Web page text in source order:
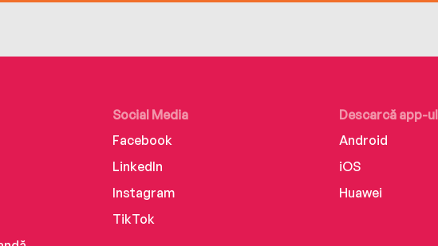
Social Media
Facebook
LinkedIn
Instagram
TikTok
Descarcă app-ul
Android
iOS
Huawei